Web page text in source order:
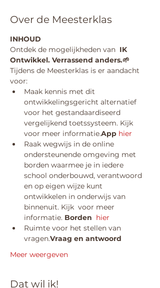
Over de Meesterklas
INHOUD
Ontdek de mogelijkheden van IK
Ontwikkel. Verrassend anders.🌱
Tijdens de Meesterklas is er aandacht
voor:
Maak kennis met dit
ontwikkelingsgericht alternatief
voor het gestandaardiseerd
vergelijkend toetssysteem. Kijk
voor meer informatie.App hier
Raak wegwijs in de online
ondersteunende omgeving met
borden waarmee je in iedere
school onderbouwd, verantwoord
en op eigen wijze kunt
ontwikkelen in onderwijs van
binnenuit. Kijk voor meer
informatie. Borden hier
Ruimte voor het stellen van
vragen.Vraag en antwoord
Meer weergeven
Dat wil ik!